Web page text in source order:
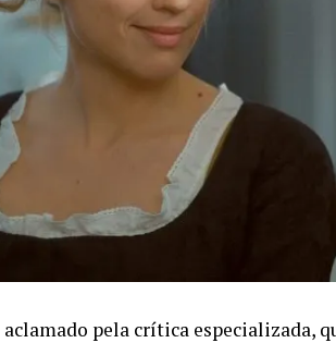
pela crítica especializada,